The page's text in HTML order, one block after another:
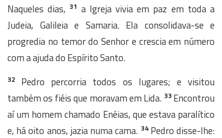
Naqueles dias, 31 a Igreja vivia em paz em toda a
Judeia, Galileia e Samaria. Ela consolidava-se e
progredia no temor do Senhor e crescia em número
com a ajuda do Espírito Santo.
32 Pedro percorria todos os lugares; e visitou
também os fiéis que moravam em Lida. 33 Encontrou
aí um homem chamado Enéias, que estava paralítico
e, há oito anos, jazia numa cama. 34 Pedro disse-lhe: